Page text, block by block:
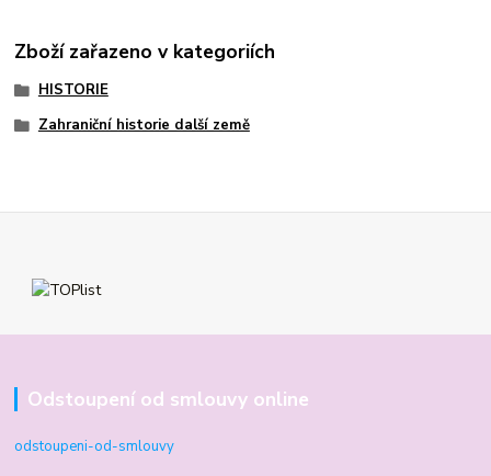
Zboží zařazeno v kategoriích
HISTORIE
Zahraniční historie další země
Odstoupení od smlouvy online
odstoupeni-od-smlouvy